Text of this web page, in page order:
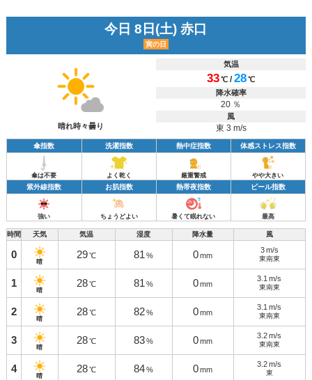
今日 8日(土) 赤口
寅の日
晴れ時々曇り
気温
33℃ /28℃
降水確率
20 ％
風
東 3 m/s
傘指数 洗濯指数 熱中症指数 体感ストレス指数
傘は不要 よく乾く 厳重警戒 やや大きい
紫外線指数 お肌指数 熱帯夜指数 ビール指数
強い ちょうどよい 暑くて眠れない 最高
時間 天気 気温 湿度 降水量 風
0
晴
29 ℃ 81 % 0 mm
3m/s
東南東
1
晴
28 ℃ 81 % 0 mm
3.1 m/s
東南東
2
晴
28 ℃ 82 % 0 mm
3.1 m/s
東南東
3
晴
28 ℃ 83 % 0 mm
3.2 m/s
東南東
4
晴
28 ℃ 84 % 0 mm
3.2 m/s
東